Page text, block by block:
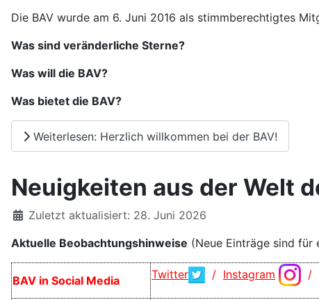
Die BAV wurde am 6. Juni 2016 als stimmberechtigtes
Was sind veränderliche Sterne?
Was will die BAV?
Was bietet die BAV?
Weiterlesen: Herzlich willkommen bei der BAV!
Neuigkeiten aus der Welt
DetailsZuletzt aktualisiert: 28. Juni 2026
Aktuelle Beobachtungshinweise (Neue Einträge sind für
BAV in Social Media Twitter / Instagram /